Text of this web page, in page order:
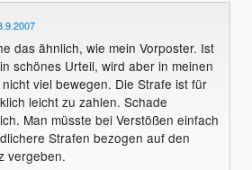
das ähnlich, wie mein Vorposter. Ist
schönes Urteil, wird aber in meinen
viel bewegen. Die Strafe ist für
leicht zu zahlen. Schade
Man müsste bei Verstößen einfach
Strafen bezogen auf den
vergeben.